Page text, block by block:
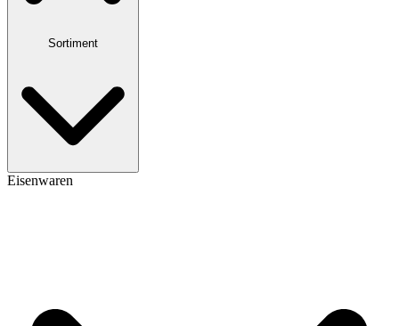
Sortiment
Eisenwaren